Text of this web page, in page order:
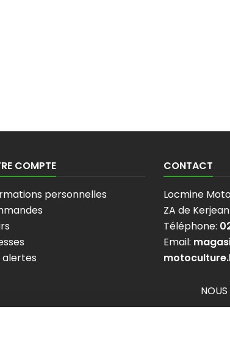
COMPTE
personnelles
alertes
CONTACT
Locmine
ZA de
Téléphone:
Email:
NOUS